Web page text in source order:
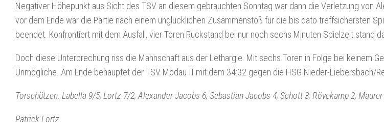
Negativer Höhepunkt aus Sicht des TSV an diesem gebrauchten Sonntag war dann die Verletzung von
vor dem Ende war die Partie nach einem unglücklichen Zusammenstoß für die bis dato treffsichersten
beendet. Konfrontiert mit dem Ausfall, vier Toren Rückstand bei nur noch sechs Minuten Spielzeit stand
Doch diese Unterbrechung riss die Mannschaft aus der Lethargie. Mit sechs Toren in Folge bei keinem
Unmögliche. Am Ende behauptet der TSV Modau II mit dem 34:32 gegen die HSG Nieder-Liebersbach/
Torschützen: Labella 9/5; Lortz 7/2; Alexander Jacobs 6; Sebastian Jacobs 4; Schott 3; Rövekamp 2;
Patrick Lortz